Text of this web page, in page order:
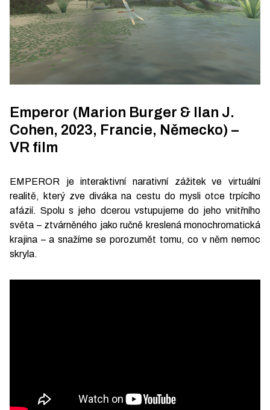
Emperor (Marion Burger & Ilan J.
Cohen, 2023, Francie, Německo) –
VR film
EMPEROR je interaktivní narativní zážitek ve virtuální
realitě, který zve diváka na cestu do mysli otce trpícího
afázií. Spolu s jeho dcerou vstupujeme do jeho vnitřního
světa – ztvárněného jako ručně kreslená monochromatická
krajina – a snažíme se porozumět tomu, co v něm nemoc
skryla.